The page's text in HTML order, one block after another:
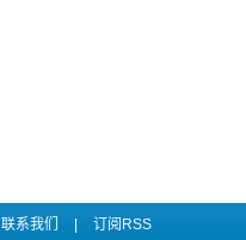
联系我们 订阅RSS